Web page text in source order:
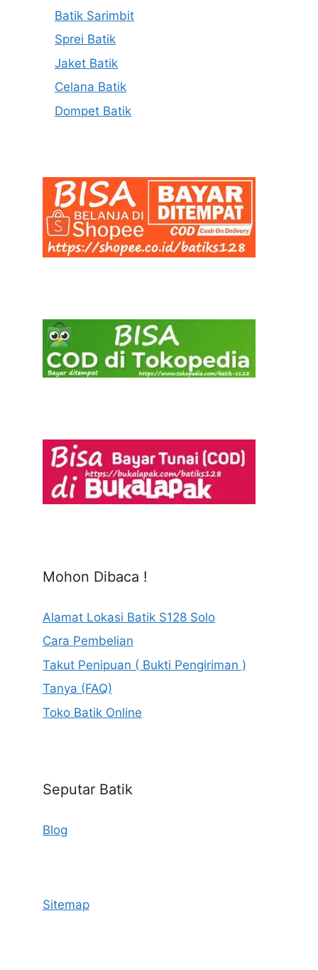
Batik Sarimbit
Sprei Batik
Jaket Batik
Celana Batik
Dompet Batik
Mohon Dibaca !
Alamat Lokasi Batik S128 Solo
Cara Pembelian
Takut Penipuan ( Bukti Pengiriman )
Tanya (FAQ)
Toko Batik Online
Seputar Batik
Blog
Sitemap